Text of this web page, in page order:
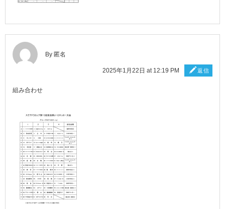
By 匿名
2025年1月22日 at 12:19 PM 返信
組み合わせ